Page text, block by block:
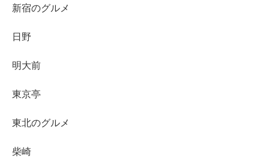
新宿のグルメ
日野
明大前
東京亭
東北のグルメ
柴崎